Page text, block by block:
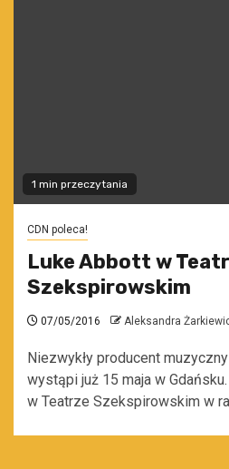
1 min przeczytania
CDN poleca!
Luke Abbott w
Szekspirowskim
07/05/2016 Aleksandra
Niezwykły producent
wystąpi już 15 maja w
w Teatrze Szekspirowskim w